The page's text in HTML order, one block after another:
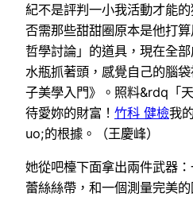
紀不是評判一小我活動才能
否需那些甜甜圈原本是他打
哲學討論」的道具，現在全
水瓶抓著頭，感覺自己的腦
子美學入門》。照料&rdq「
待愛妳的財富！ 竹科 健檢我
uo;的根據。（王慶峰）
她從吧檯下面拿出兩件武器
蕾絲絲帶，和一個測量完美的